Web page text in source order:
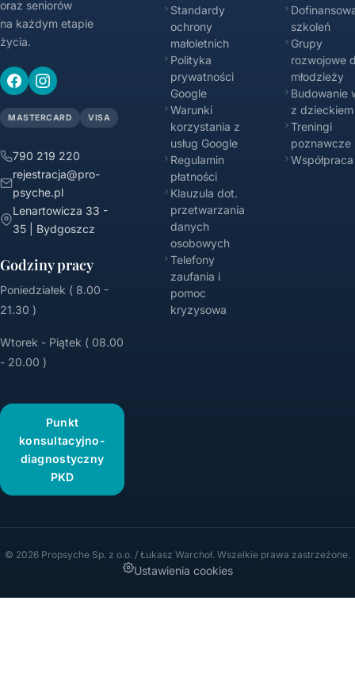
oraz seniorów
na każdym etapie
życia.
MASTERCARD VISA
790 219 220
rejestracja@pro-
psyche.pl
Lenartowicza 33 -
35 | Bydgoszcz
Godziny pracy
Poniedziałek ( 8.00 -
21.30 )
Wtorek - Piątek ( 08.00
- 20.00 )
Punkt
konsultacyjno-
diagnostyczny
PKD
Standardy
ochrony
małoletnich
Polityka
prywatności
Google
Warunki
korzystania z
usług Google
Regulamin
płatności
Klauzula dot.
przetwarzania
danych
osobowych
Telefony
zaufania i
pomoc
kryzysowa
szkoleń
Grupy
rozwojowe
młodzieży
Budowanie
z dzieckiem
Treningi
poznawcze
Współpraca
© 2026 Propsyche Sp. z o.o. / Łukasz Warchoł. Wszelkie prawa zastrzeżone.
Ustawienia cookies